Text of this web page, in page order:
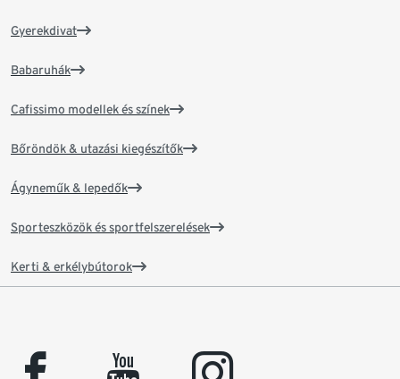
Gyerekdivat
Babaruhák
Cafissimo modellek és színek
Bőröndök & utazási kiegészítők
Ágyneműk & lepedők
Sporteszközök és sportfelszerelések
Kerti & erkélybútorok